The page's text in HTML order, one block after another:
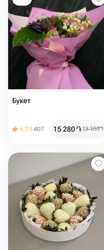
Букет
4.75407 15 280֏19 100֏